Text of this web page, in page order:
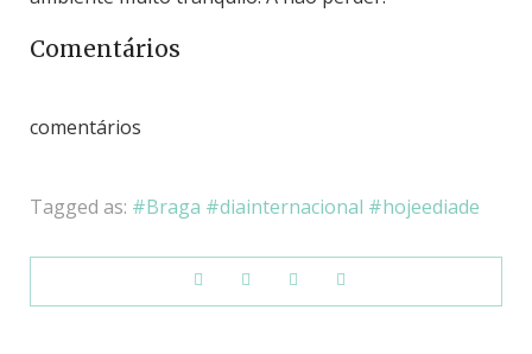
Comentários
comentários
Tagged as: Braga diainternacional hojeediade